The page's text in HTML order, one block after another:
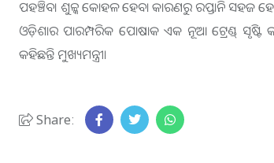
ପହଞ୍ଚିବ। ଶୁଳ୍କ କୋହଳ ହେବା କାରଣରୁ ରପ୍ତାନି ସହଜ
ଓଡ଼ିଶାର ପାରମ୍ପରିକ ପୋଷାକ ଏକ ନୂଆ ଟ୍ରେଣ୍ଡ୍
କହିଛନ୍ତି ମୁଖ୍ୟମନ୍ତ୍ରୀ।
Share: